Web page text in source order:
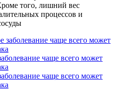
того, лишний вес
процессов и
чаще всего может
чаще всего может